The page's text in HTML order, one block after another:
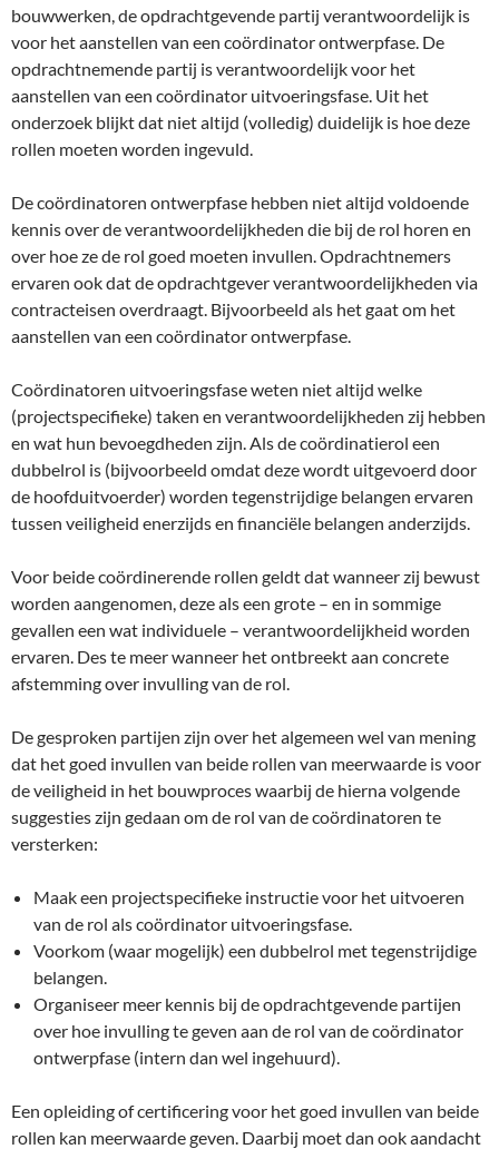
bouwwerken, de opdrachtgevende partij verantwoordelijk is
voor het aanstellen van een coördinator ontwerpfase. De
opdrachtnemende partij is verantwoordelijk voor het
aanstellen van een coördinator uitvoeringsfase. Uit het
onderzoek blijkt dat niet altijd (volledig) duidelijk is hoe deze
rollen moeten worden ingevuld.
De coördinatoren ontwerpfase hebben niet altijd voldoende
kennis over de verantwoordelijkheden die bij de rol horen en
over hoe ze de rol goed moeten invullen. Opdrachtnemers
ervaren ook dat de opdrachtgever verantwoordelijkheden via
contracteisen overdraagt. Bijvoorbeeld als het gaat om het
aanstellen van een coördinator ontwerpfase.
Coördinatoren uitvoeringsfase weten niet altijd welke
(projectspecifieke) taken en verantwoordelijkheden zij hebben
en wat hun bevoegdheden zijn. Als de coördinatierol een
dubbelrol is (bijvoorbeeld omdat deze wordt uitgevoerd door
de hoofduitvoerder) worden tegenstrijdige belangen ervaren
tussen veiligheid enerzijds en financiële belangen anderzijds.
Voor beide coördinerende rollen geldt dat wanneer zij bewust
worden aangenomen, deze als een grote – en in sommige
gevallen een wat individuele – verantwoordelijkheid worden
ervaren. Des te meer wanneer het ontbreekt aan concrete
afstemming over invulling van de rol.
De gesproken partijen zijn over het algemeen wel van mening
dat het goed invullen van beide rollen van meerwaarde is voor
de veiligheid in het bouwproces waarbij de hierna volgende
suggesties zijn gedaan om de rol van de coördinatoren te
versterken:
Maak een projectspecifieke instructie voor het uitvoeren
van de rol als coördinator uitvoeringsfase.
Voorkom (waar mogelijk) een dubbelrol met tegenstrijdige
belangen.
Organiseer meer kennis bij de opdrachtgevende partijen
over hoe invulling te geven aan de rol van de coördinator
ontwerpfase (intern dan wel ingehuurd).
Een opleiding of certificering voor het goed invullen van beide
rollen kan meerwaarde geven. Daarbij moet dan ook aandacht